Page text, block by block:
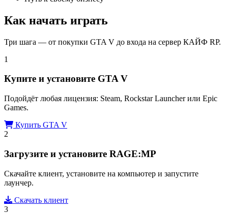
Как начать играть
Три шага — от покупки GTA V до входа на сервер КАЙФ RP.
1
Купите и установите GTA V
Подойдёт любая лицензия: Steam, Rockstar Launcher или Epic
Games.
Купить GTA V
2
Загрузите и установите RAGE:MP
Скачайте клиент, установите на компьютер и запустите
лаунчер.
Скачать клиент
3